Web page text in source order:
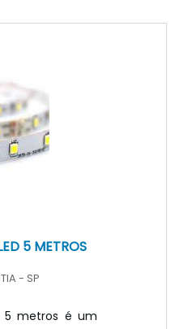
5 METROS
- SP
metros é um